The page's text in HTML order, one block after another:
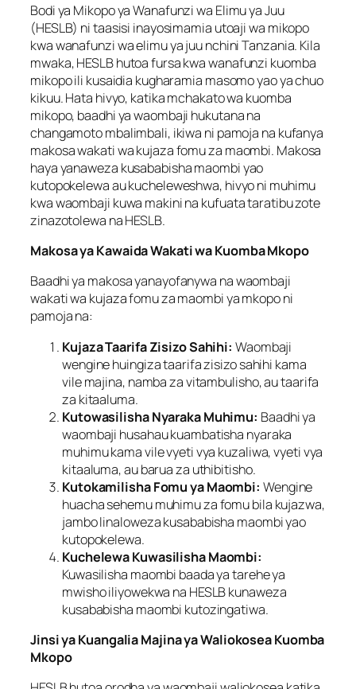
Bodi ya Mikopo ya Wanafunzi wa Elimu ya Juu
(HESLB) ni taasisi inayosimamia utoaji wa mikopo
kwa wanafunzi wa elimu ya juu nchini Tanzania. Kila
mwaka, HESLB hutoa fursa kwa wanafunzi kuomba
mikopo ili kusaidia kugharamia masomo yao ya chuo
kikuu. Hata hivyo, katika mchakato wa kuomba
mikopo, baadhi ya waombaji hukutana na
changamoto mbalimbali, ikiwa ni pamoja na kufanya
makosa wakati wa kujaza fomu za maombi. Makosa
haya yanaweza kusababisha maombi yao
kutopokelewa au kucheleweshwa, hivyo ni muhimu
kwa waombaji kuwa makini na kufuata taratibu zote
zinazotolewa na HESLB.
Makosa ya Kawaida Wakati wa Kuomba Mkopo
Baadhi ya makosa yanayofanywa na waombaji
wakati wa kujaza fomu za maombi ya mkopo ni
pamoja na:
Kujaza Taarifa Zisizo Sahihi: Waombaji
wengine huingiza taarifa zisizo sahihi kama
vile majina, namba za vitambulisho, au taarifa
za kitaaluma.
Kutowasilisha Nyaraka Muhimu: Baadhi ya
waombaji husahau kuambatisha nyaraka
muhimu kama vile vyeti vya kuzaliwa, vyeti vya
kitaaluma, au barua za uthibitisho.
Kutokamilisha Fomu ya Maombi: Wengine
huacha sehemu muhimu za fomu bila kujazwa,
jambo linaloweza kusababisha maombi yao
kutopokelewa.
Kuchelewa Kuwasilisha Maombi:
Kuwasilisha maombi baada ya tarehe ya
mwisho iliyowekwa na HESLB kunaweza
kusababisha maombi kutozingatiwa.
Jinsi ya Kuangalia Majina ya Waliokosea Kuomba
Mkopo